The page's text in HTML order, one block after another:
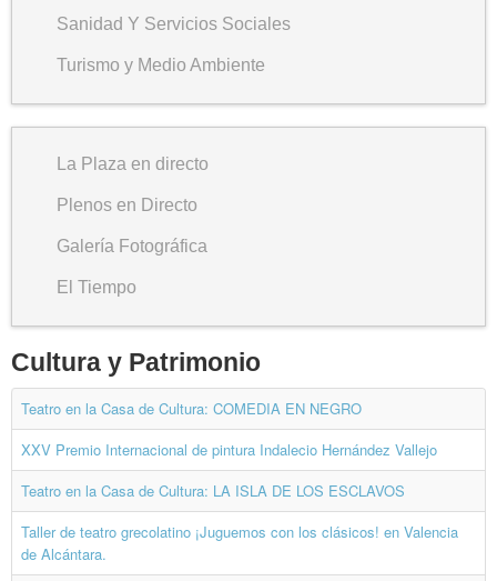
Sanidad Y Servicios Sociales
Turismo y Medio Ambiente
La Plaza en directo
Plenos en Directo
Galería Fotográfica
El Tiempo
Cultura y Patrimonio
Teatro en la Casa de Cultura: COMEDIA EN NEGRO
XXV Premio Internacional de pintura Indalecio Hernández Vallejo
Teatro en la Casa de Cultura: LA ISLA DE LOS ESCLAVOS
Taller de teatro grecolatino ¡Juguemos con los clásicos! en Valencia
de Alcántara.